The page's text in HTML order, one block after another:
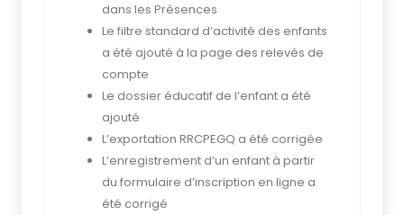
dans les Présences
Le filtre standard d’activité des enfants
a été ajouté à la page des relevés de
compte
Le dossier éducatif de l’enfant a été
ajouté
L’exportation RRCPEGQ a été corrigée
L’enregistrement d’un enfant à partir
du formulaire d’inscription en ligne a
été corrigé